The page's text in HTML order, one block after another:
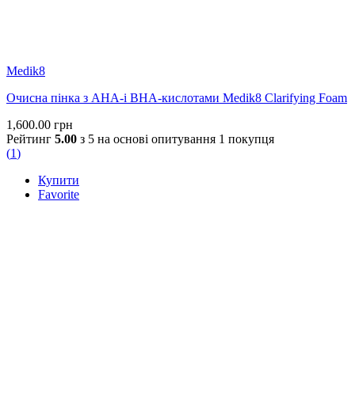
Medik8
Очисна пінка з AHA-і BHA-кислотами Medik8 Clarifying Foam
1,600.00 грн
Рейтинг 5.00 з 5 на основі опитування 1 покупця
(1)
Купити
Favorite